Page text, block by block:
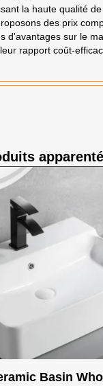
la haute qualité
des prix
d'avantages sur le
rapport coût-
Basin